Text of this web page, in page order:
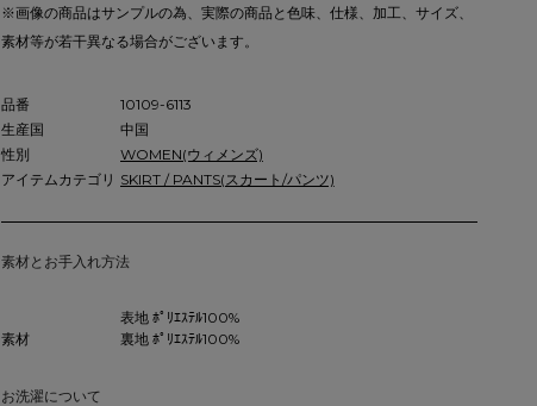
※画像の商品はサンプルの為、実際の商品と色味、仕様、加工、サイズ、
素材等が若干異なる場合がございます。
品番
10109-6113
生産国
中国
性別
WOMEN(ウィメンズ)
アイテムカテゴリ SKIRT / PANTS(スカート/パンツ)
素材とお手入れ方法
素材
表地 ﾎﾟﾘｴｽﾃﾙ100%
裏地 ﾎﾟﾘｴｽﾃﾙ100%
お洗濯について